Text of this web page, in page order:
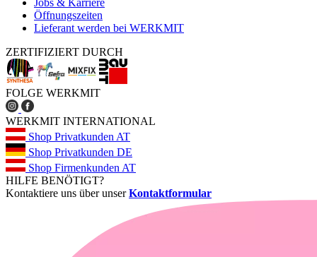
Jobs & Karriere
Öffnungszeiten
Lieferant werden bei WERKMIT
ZERTIFIZIERT DURCH
FOLGE WERKMIT
WERKMIT INTERNATIONAL
Shop Privatkunden AT
Shop Privatkunden DE
Shop Firmenkunden AT
HILFE BENÖTIGT?
Kontaktiere uns über unserKontaktformular